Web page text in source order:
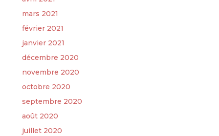
mars 2021
février 2021
janvier 2021
décembre 2020
novembre 2020
octobre 2020
septembre 2020
août 2020
juillet 2020